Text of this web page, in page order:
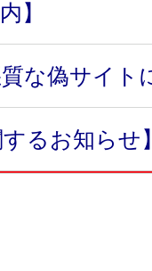
】
質な偽サイト
するお知らせ